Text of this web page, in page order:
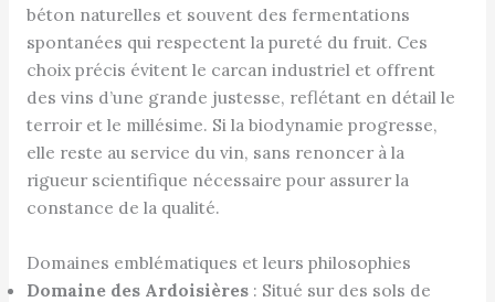
béton naturelles et souvent des fermentations
spontanées qui respectent la pureté du fruit. Ces
choix précis évitent le carcan industriel et offrent
des vins d’une grande justesse, reflétant en détail le
terroir et le millésime. Si la biodynamie progresse,
elle reste au service du vin, sans renoncer à la
rigueur scientifique nécessaire pour assurer la
constance de la qualité.
Domaines emblématiques et leurs philosophies
Domaine des Ardoisières: Situé sur des sols de